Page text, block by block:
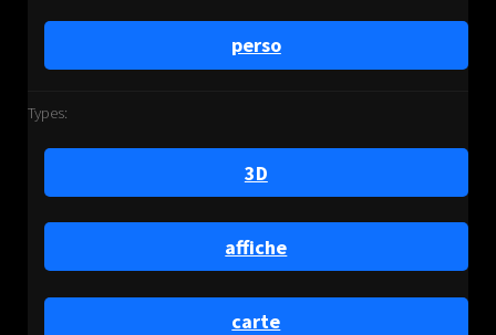
perso
Types:
3D
affiche
carte